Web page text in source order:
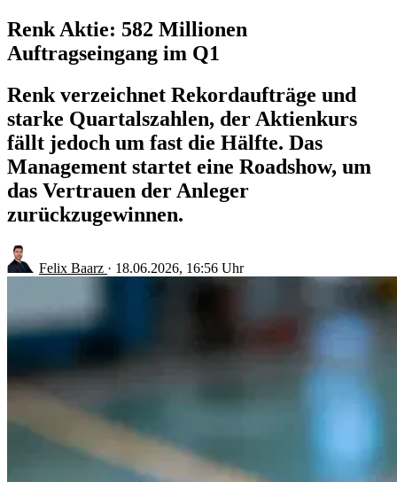
Renk Aktie: 582 Millionen
Auftragseingang im Q1
Renk verzeichnet Rekordaufträge und
starke Quartalszahlen, der Aktienkurs
fällt jedoch um fast die Hälfte. Das
Management startet eine Roadshow, um
das Vertrauen der Anleger
zurückzugewinnen.
Felix Baarz · 18.06.2026, 16:56 Uhr